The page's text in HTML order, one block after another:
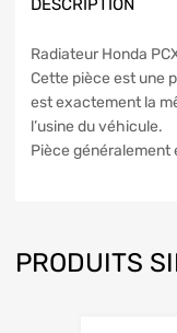
DESCRIPTION
Radiateur Honda
Cette pièce est une
est exactement la
l’usine du véhicule.
Pièce
PRODUITS